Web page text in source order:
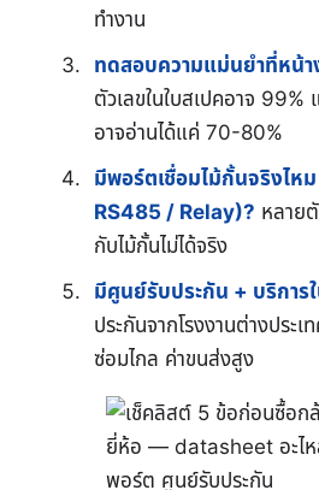
ทำงาน
ทดสอบความแม่นยำที่หน้า
ตัวเลขในใบสเปคอาจ 99%
อาจอ่านได้แค่ 70-80%
มีพอร์ตเชื่อมไม้กั้นจริงไห
RS485 / Relay)? หลาย
กับไม้กั้นไม่ได้จริง
มีศูนย์รับประกัน + บริการ
ประกันจากโรงงานต่างประ
ซ่อมไกล ค่าขนส่งสูง